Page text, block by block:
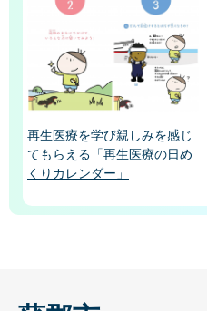
再生医療を学び親しみを感じ
てもらえる「再生医療の日め
くりカレンダー」